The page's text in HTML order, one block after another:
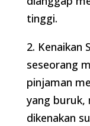
tinggi.
2. Kenaikan
seseorang
pinjaman
yang buruk,
dikenakan